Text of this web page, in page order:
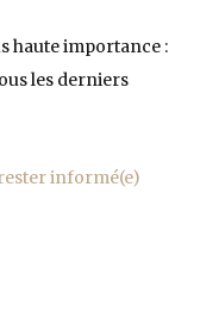
haute importance :
les derniers
informé(e)